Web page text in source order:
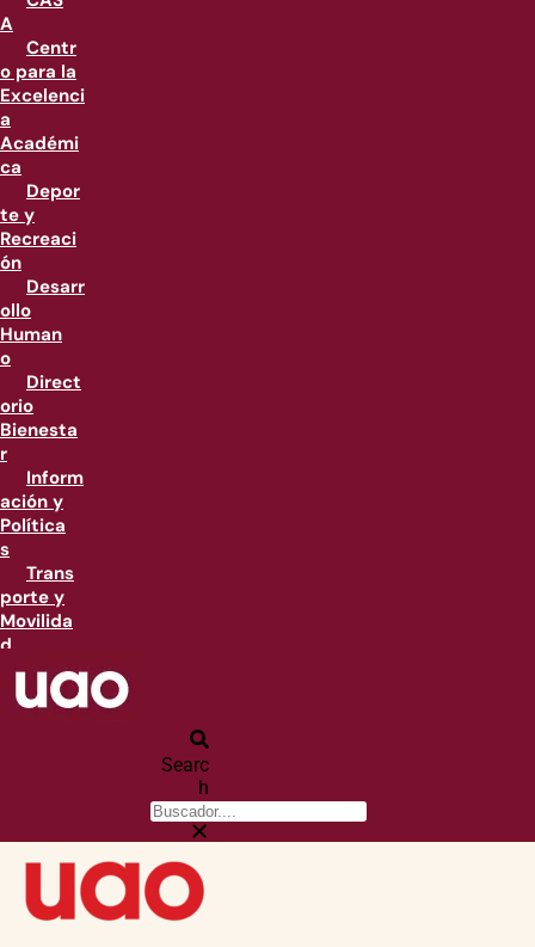
A
Centr
o para la
Excelenci
a
Académi
ca
Depor
te y
Recreaci
ón
Desarr
ollo
Human
o
Direct
orio
Bienesta
r
Inform
ación y
Política
s
Trans
porte y
Movilida
d
Searc
h